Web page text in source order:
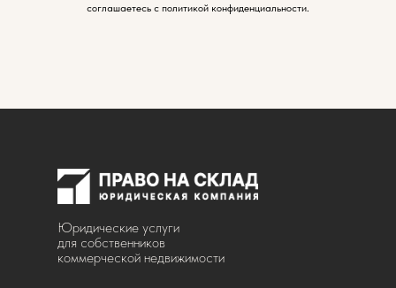
соглашаетесь c политикой конфиденциальности.
Юридические услуги
для собственников
коммерческой недвижимости